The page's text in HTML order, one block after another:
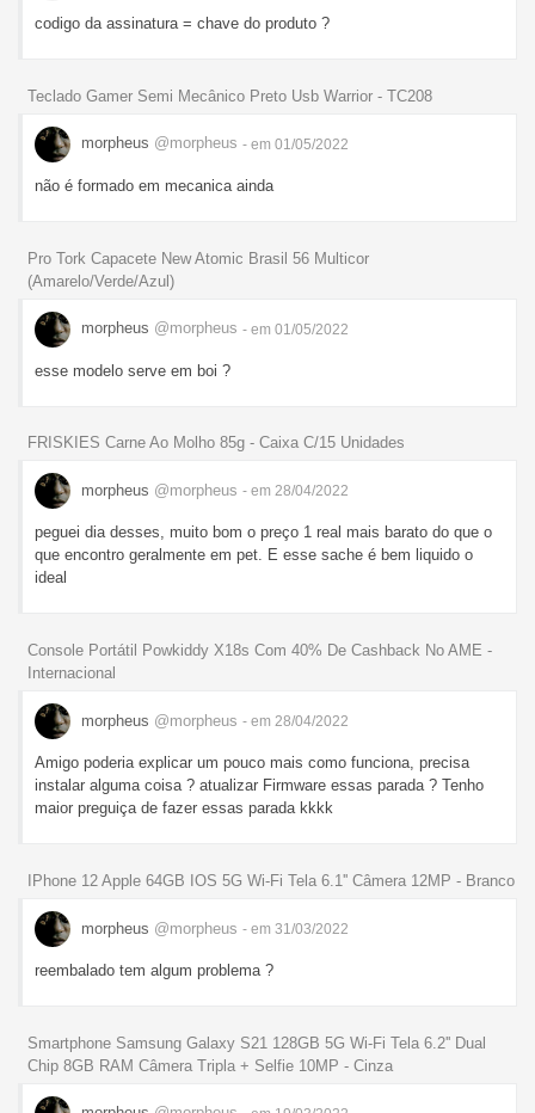
codigo da assinatura = chave do produto ?
Teclado Gamer Semi Mecânico Preto Usb Warrior - TC208
morpheus @morpheus - em 01/05/2022
não é formado em mecanica ainda
Pro Tork Capacete New Atomic Brasil 56 Multicor
(Amarelo/Verde/Azul)
morpheus @morpheus - em 01/05/2022
esse modelo serve em boi ?
FRISKIES Carne Ao Molho 85g - Caixa C/15 Unidades
morpheus @morpheus - em 28/04/2022
peguei dia desses, muito bom o preço 1 real mais barato do que o
que encontro geralmente em pet. E esse sache é bem liquido o
ideal
Console Portátil Powkiddy X18s Com 40% De Cashback No AME -
Internacional
morpheus @morpheus - em 28/04/2022
Amigo poderia explicar um pouco mais como funciona, precisa
instalar alguma coisa ? atualizar Firmware essas parada ? Tenho
maior preguiça de fazer essas parada kkkk
IPhone 12 Apple 64GB IOS 5G Wi-Fi Tela 6.1'' Câmera 12MP - Branco
morpheus @morpheus - em 31/03/2022
reembalado tem algum problema ?
Smartphone Samsung Galaxy S21 128GB 5G Wi-Fi Tela 6.2'' Dual
Chip 8GB RAM Câmera Tripla + Selfie 10MP - Cinza